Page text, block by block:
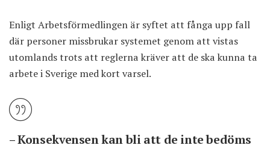
Enligt Arbetsförmedlingen är syftet att fånga upp fall
där personer missbrukar systemet genom att vistas
utomlands trots att reglerna kräver att de ska kunna ta
arbete i Sverige med kort varsel.
– Konsekvensen kan bli att de inte bedöms